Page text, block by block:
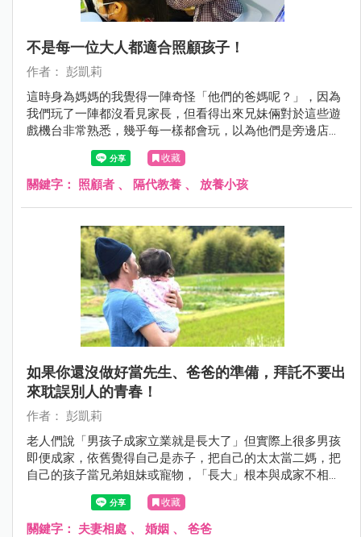
不是每一位大人都適合照顧孩子！
作者： 彭凱莉
這時身為媽媽的我覺得一陣奇怪「他們的爸媽呢？」，因為
我們玩了一陣都沒看見家長，但看得出來兄妹倆對於這些遊
戲機台非常熟悉，幾乎每一樣都會玩，以為他們是旁邊店家
的小孩，於是就跟弟弟說，如果你們想玩可以去請爸爸媽媽
來幫你投錢喔！沒想到這位小弟弟回我「阿姨妳可以給我錢
玩嗎？」我被這句話震驚了一下！但沒搞清楚狀況我還是拒
收藏
關鍵字： 照顧者 、 隔代教養 、 放養小孩
如果你還沒做好當先生、爸爸的準備，拜託不要出
來耽誤別人的青春！
作者： 彭凱莉
老人們說「男孩子成家立業就是長大了」但實際上很多男孩
即便成家，依舊覺得自己是赤子，把自己的太太當二媽，把
自己的孩子當兄弟姐妹或寵物，「長大」根本與成家不相
收藏
關鍵字： 夫妻相處 、 婚姻 、 爸爸